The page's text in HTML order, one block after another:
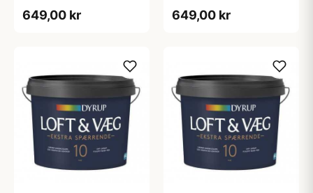
649,00 kr 649,00 kr